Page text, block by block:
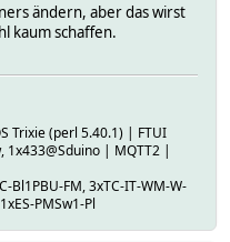
ändern, aber das wirst
kaum schaffen.
Trixie (perl 5.40.1) | FTUI
1x433@Sduino | MQTT2 |
Bl1PBU-FM, 3xTC-IT-WM-W-
PMSw1-Pl